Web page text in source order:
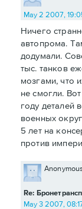
May 2 2007,
Ничего
автопрома.
додумали.
тыс. танков
мозгами, что
не смогли.
году деталей
военных
5 лет на
против
Re:
May 3 2007,